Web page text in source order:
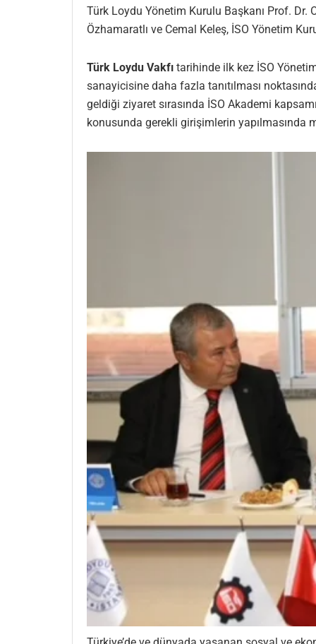
Türk Loydu Yönetim Kurulu Başkanı Prof. Dr.
Özhamaratlı ve Cemal Keleş, İSO Yönetim
Türk Loydu Vakfı tarihinde ilk kez İSO
sanayicisine daha fazla tanıtılması
geldiği ziyaret sırasında İSO Akademi
konusunda gerekli girişimlerin yapılmasında